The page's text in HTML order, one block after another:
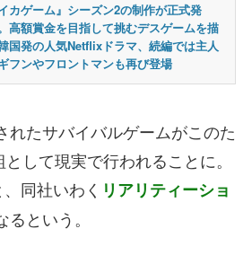
イカゲーム』シーズン2の制作が正式発
高額賞金を目指して挑むデスゲームを描
国発の人気Netflixドラマ、続編では主人
フンやフロントマンも再び登場
たサバイバルゲームがこのた
して現実で行われることに。
同社いわく リアリティーショ
るという。